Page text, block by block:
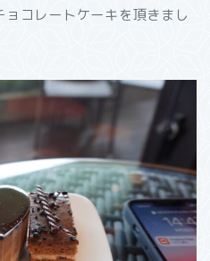
コレートケーキを頂きまし